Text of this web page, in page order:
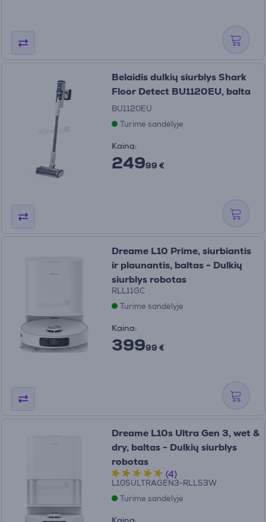
Belaidis dulkių siurblys Shark
Floor Detect BU1120EU, balta
BU1120EU
Turime sandėlyje
Kaina:
24999 €
Dreame L10 Prime, siurbiantis
ir plaunantis, baltas - Dulkių
siurblys robotas
RLL11GC
Turime sandėlyje
Kaina:
39999 €
Dreame L10s Ultra Gen 3, wet &
dry, baltas - Dulkių siurblys
robotas
(4)
L10SULTRAGEN3-RLL53W
Turime sandėlyje